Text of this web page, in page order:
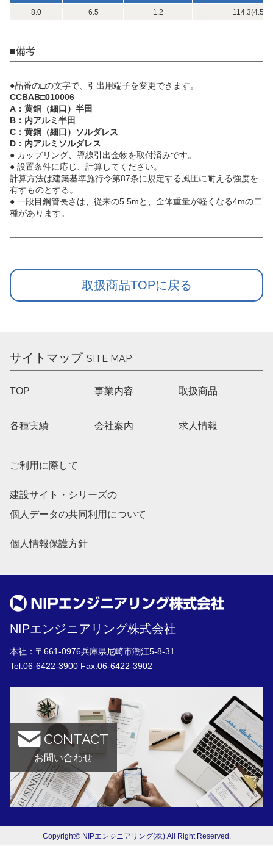
8.0
6.5 1.2 114.3(4.5)
■備考
●品番の□の文字で、引出用端子を変更できます。
CCBAB□010006
A：黄銅（細口）半田
B：内アルミ半田
C：黄銅（細口）ソルダレス
D：内アルミソルダレス
● カップリング、導線引出金物を取付済みです。
● 設置条件に応じ、計算してください。
計算方法は建築基準施行令第87条に規定する風圧に耐える強度を
有すものとする。
● 一段目鋼管長さは、従来の5.5mと、全体重量が軽くなる4mの二
種があります。
取扱商品TOPに戻る
サイトマップ SITE MAP
TOP 事業内容 取扱商品
各種実績 会社案内 求人情報
ご利用に際して
建設サイト・シリーズの
個人データの共同利用について
個人情報保護方針
NIPエンジニアリング株式会社
本社：〒661-0976兵庫県尼崎市潮江5-8-31
Tel:06-6422-3900 Fax:06-6422-3902
CONTACT
お問い合わせ
Copyright© NIPエンジニアリング(株).All Right Reserved.